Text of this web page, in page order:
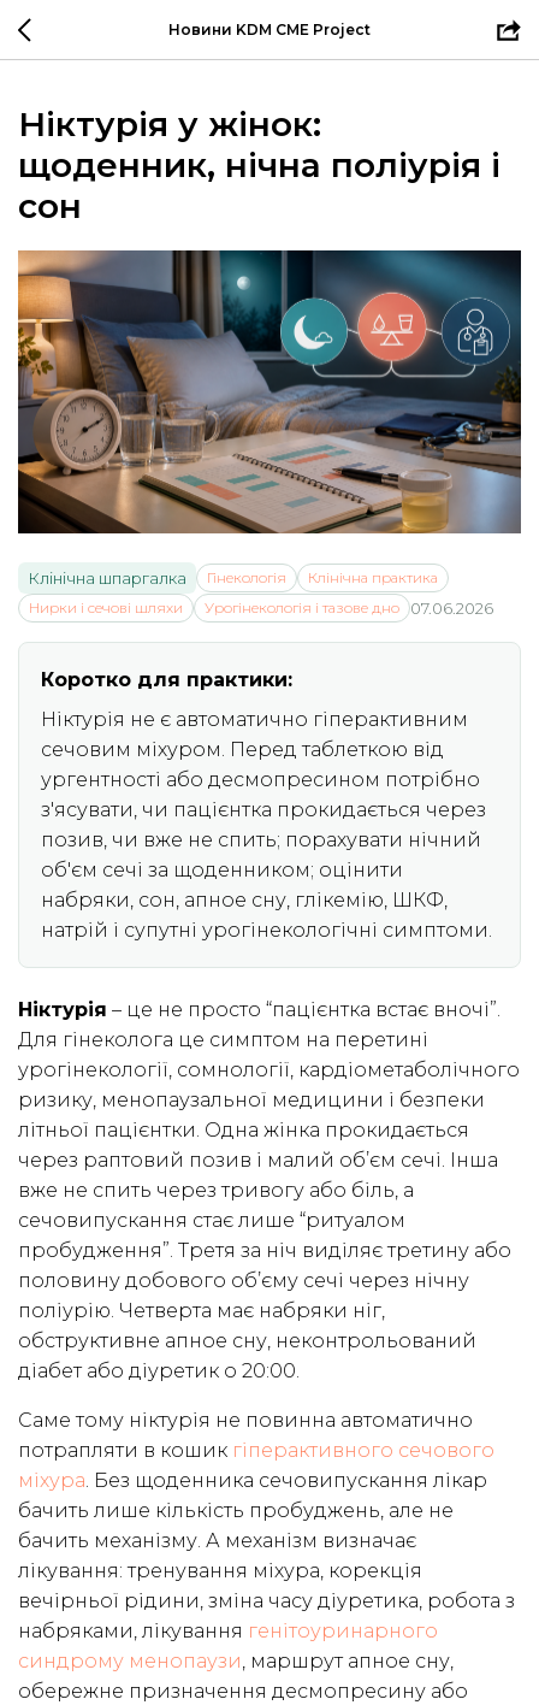
Новини KDM CME Project
Ніктурія у жінок:
щоденник, нічна поліурія і
сон
Клінічна шпаргалка Гінекологія
Клінічна практика
Нирки і сечові шляхи
Урогінекологія і тазове дно 07.06.2026
Коротко для практики:
Ніктурія не є автоматично гіперактивним
сечовим міхуром. Перед таблеткою від
ургентності або десмопресином потрібно
з'ясувати, чи пацієнтка прокидається через
позив, чи вже не спить; порахувати нічний
об'єм сечі за щоденником; оцінити
набряки, сон, апное сну, глікемію, ШКФ,
натрій і супутні урогінекологічні симптоми.
Ніктурія – це не просто “пацієнтка встає вночі”.
Для гінеколога це симптом на перетині
урогінекології, сомнології, кардіометаболічного
ризику, менопаузальної медицини і безпеки
літньої пацієнтки. Одна жінка прокидається
через раптовий позив і малий об’єм сечі. Інша
вже не спить через тривогу або біль, а
сечовипускання стає лише “ритуалом
пробудження”. Третя за ніч виділяє третину або
половину добового об’єму сечі через нічну
поліурію. Четверта має набряки ніг,
обструктивне апное сну, неконтрольований
діабет або діуретик о 20:00.
Саме тому ніктурія не повинна автоматично
потрапляти в кошик гіперактивного сечового
міхура. Без щоденника сечовипускання лікар
бачить лише кількість пробуджень, але не
бачить механізму. А механізм визначає
лікування: тренування міхура, корекція
вечірньої рідини, зміна часу діуретика, робота з
набряками, лікування генітоуринарного
синдрому менопаузи, маршрут апное сну,
обережне призначення десмопресину або